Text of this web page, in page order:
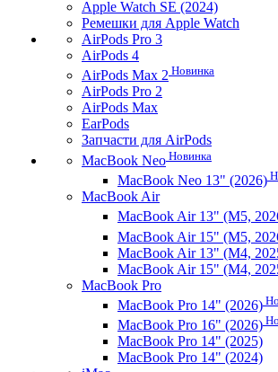
Apple Watch SE (2024)
Ремешки для Apple Watch
AirPods Pro 3
AirPods 4
AirPods Max 2 Новинка
AirPods Pro 2
AirPods Max
EarPods
Запчасти для AirPods
MacBook Neo Новинка
MacBook Neo 13" (2026)
MacBook Air
MacBook Air 13" (M5,
MacBook Air 15" (M5,
MacBook Air 13" (M4,
MacBook Air 15" (M4,
MacBook Pro
MacBook Pro 14" (2026)
MacBook Pro 16" (2026)
MacBook Pro 14" (2025)
MacBook Pro 14" (2024)